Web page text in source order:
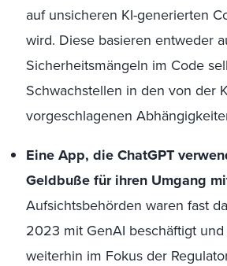
auf unsicheren KI-generierten
wird. Diese basieren entweder
Sicherheitsmängeln im Code
Schwachstellen in den von der
vorgeschlagenen
Eine App, dieChatGPT
Geldbuße für ihren Umgang
Aufsichtsbehörden waren fast
2023 mit GenAI beschäftigt und
weiterhin im Fokus der